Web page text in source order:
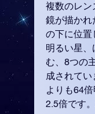
複数のレン
鏡が描かれ
の下に位置
明るい星
む、8つの
成されて
よりも64
2.5倍です